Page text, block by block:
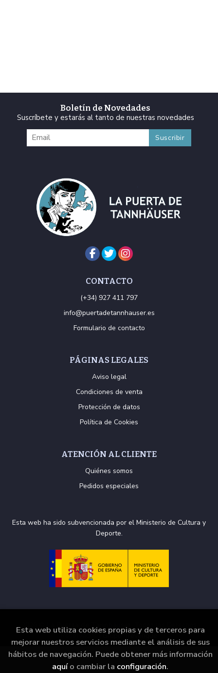
Boletín de Novedades
Suscríbete y estarás al tanto de nuestras novedades
CONTACTO
(+34) 927 411 797
info@puertadetannhauser.es
Formulario de contacto
PÁGINAS LEGALES
Aviso legal
Condiciones de venta
Protección de datos
Política de Cookies
ATENCIÓN AL CLIENTE
Quiénes somos
Pedidos especiales
Esta web ha sido subvencionada por el Ministerio de Cultura y
Deporte.
2026 © La Puerta de Tannhäuser
. Todos los Derechos
Reservados |Grupo Trevenque
Esta web utiliza cookies propias y de terceros para
mejorar nuestros servicios mediante el análisis de sus
hábitos de navegación. Puede obtener más información
aquío cambiar la configuración.